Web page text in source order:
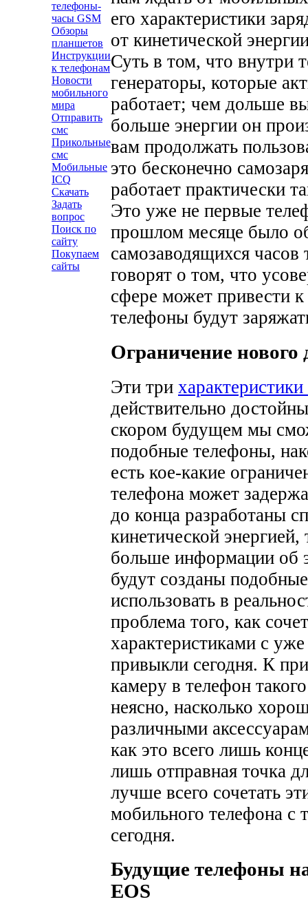
телефоны-
часы GSM
Обзоры
планшетов
Инструкции
к телефонам
Новости
мобильного
мира
Отправить
смс
Прикольные
смс
Мобильные
ICQ
Скачать
Задать
вопрос
Поиск по
сайту
Покупаем
сайты
его характеристики
от кинетической
Суть в том, что внутри
генераторы, которые
работает; чем дольше
больше энергии он
вам продолжать
это бесконечно
работает практически
Это уже не первые
прошлом месяце было
самозаводящихся
говорят о том, что
сфере может привести
телефоны будут
Ограничение нового
Эти три
действительно
скором будущем мы
подобные телефоны,
есть кое-какие
телефона может
до конца разработаны
кинетической
больше информации об
будут созданы
использовать в
проблема того, как
характеристиками с
привыкли сегодня. К
камеру в телефон
неясно, насколько
различными
как это всего лишь
лишь отправная точка
лучше всего сочетать
мобильного телефона
сегодня.
Будущие телефоны
EOS